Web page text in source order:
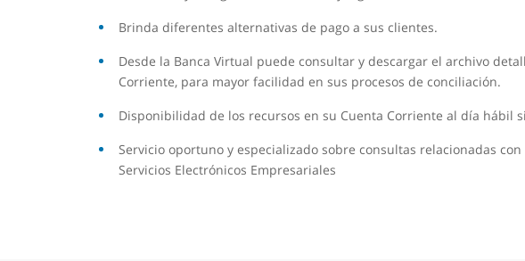
Brinda diferentes alternativas de pago a sus clientes.
Desde la Banca Virtual puede consultar y descargar el archivo
Corriente, para mayor facilidad en sus procesos de conciliación.
Disponibilidad de los recursos en su Cuenta Corriente al día hábil
Servicio oportuno y especializado sobre consultas relacionadas
Servicios Electrónicos Empresariales